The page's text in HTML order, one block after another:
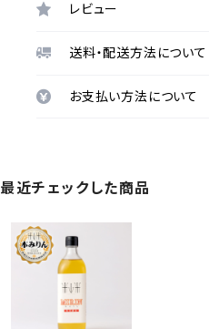
レビュー
送料・配送方法について
お支払い方法について
最近チェックした商品